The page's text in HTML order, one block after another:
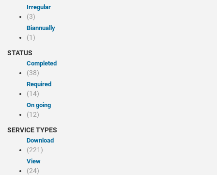
Irregular
(3)
Biannually
(1)
STATUS
Completed
(38)
Required
(14)
On going
(12)
SERVICE TYPES
Download
(221)
view
(24)